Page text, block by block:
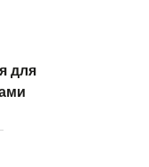
для